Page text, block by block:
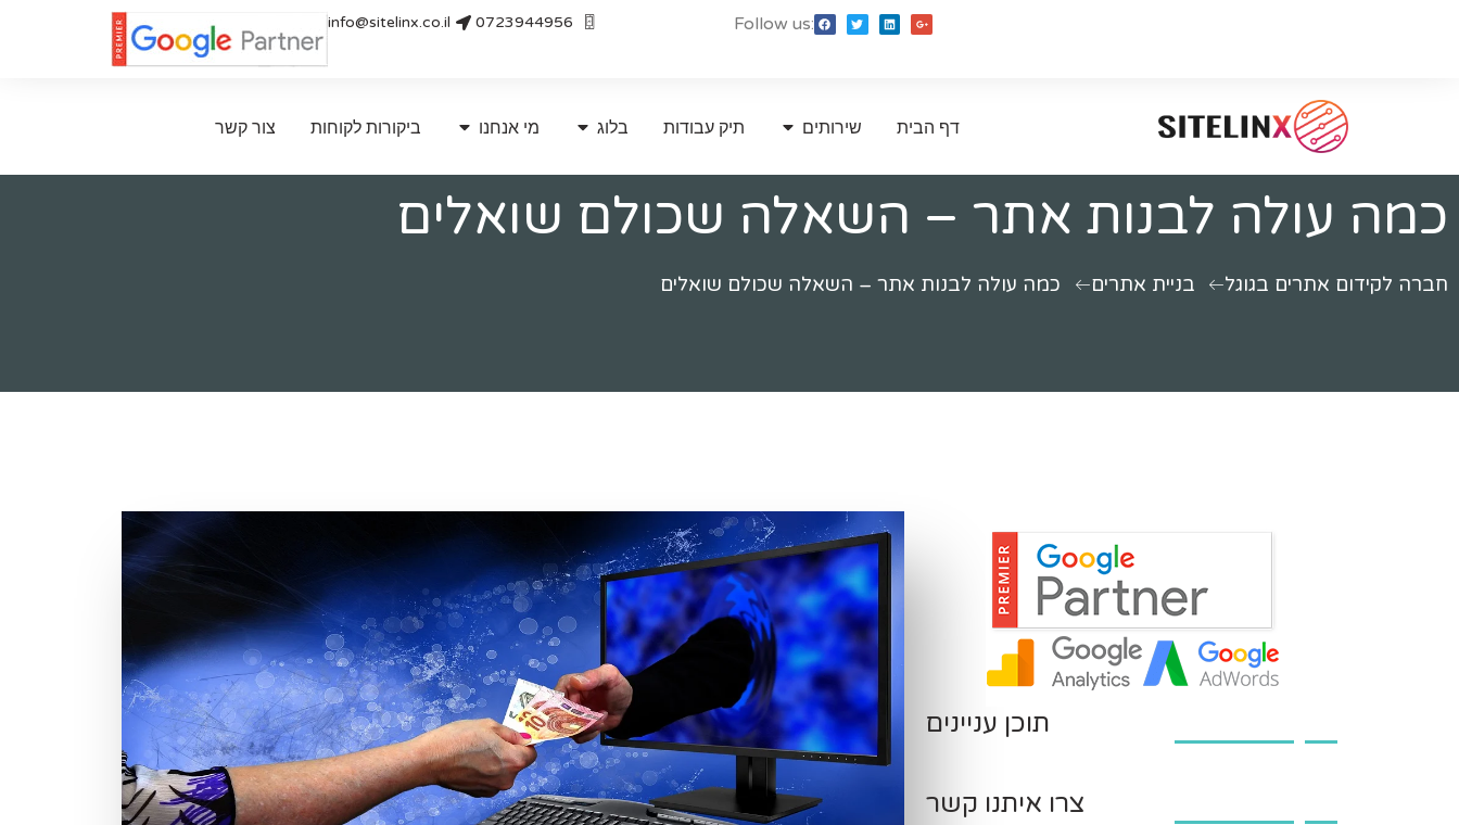
0723944956
info@sitelinx.co.il Follow us:
דף הבית שירותים תיק עבודות בלוג מי אנחנו ביקורות לקוחות צור קשר
כמה עולה לבנות אתר – השאלה שכולם שואלים
חברה לקידום אתרים בגוגל בניית אתרים כמה עולה לבנות אתר – השאלה שכולם שואלים
תוכן עניינים
צרו איתנו קשר